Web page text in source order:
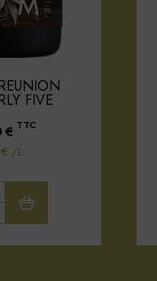
FIVE
€ TTC
/L